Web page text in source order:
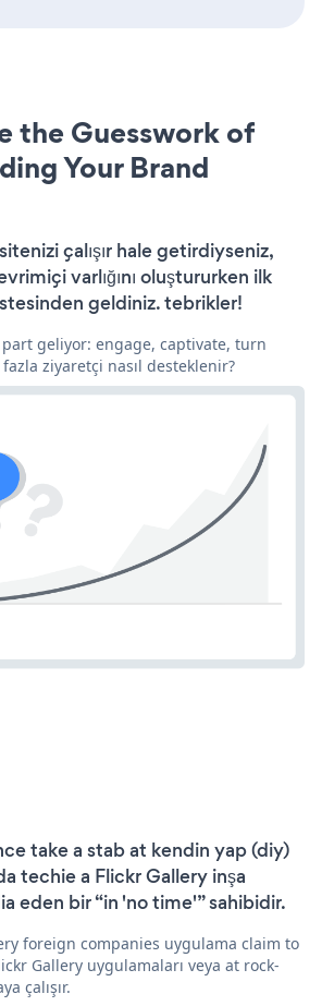
the Guesswork of
Your Brand
çalışır hale getirdiyseniz,
varlığını oluştururken ilk
geldiniz. tebrikler!
geliyor: engage, captivate, turn
fazla ziyaretçi nasıl desteklenir?
take a stab at kendin yap (diy)
techie a Flickr Gallery inşa
eden bir “in 'no time'” sahibidir.
foreign companies uygulama claim to
Gallery uygulamaları veya at rock-
çalışır.